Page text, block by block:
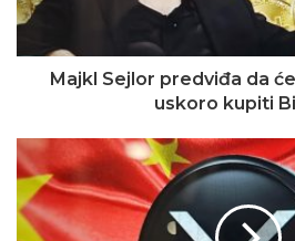
Majkl Sejlor predviđa da
uskoro kupiti